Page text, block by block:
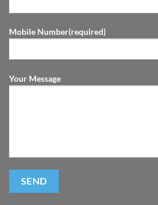
Mobile Number(required)
Your Message